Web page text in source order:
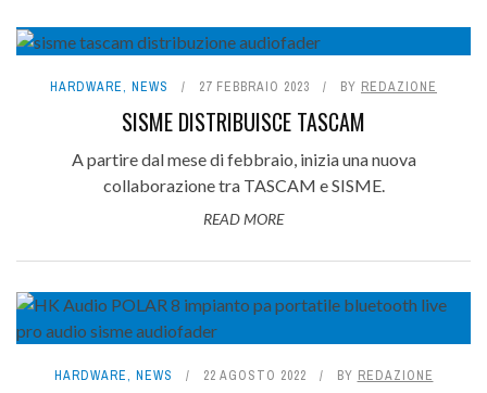
HARDWARE, NEWS 27 FEBBRAIO 2023 BY REDAZIONE
SISME DISTRIBUISCE TASCAM
A partire dal mese di febbraio, inizia una nuova
collaborazione tra TASCAM e SISME.
READ MORE
HARDWARE, NEWS 22 AGOSTO 2022 BY REDAZIONE